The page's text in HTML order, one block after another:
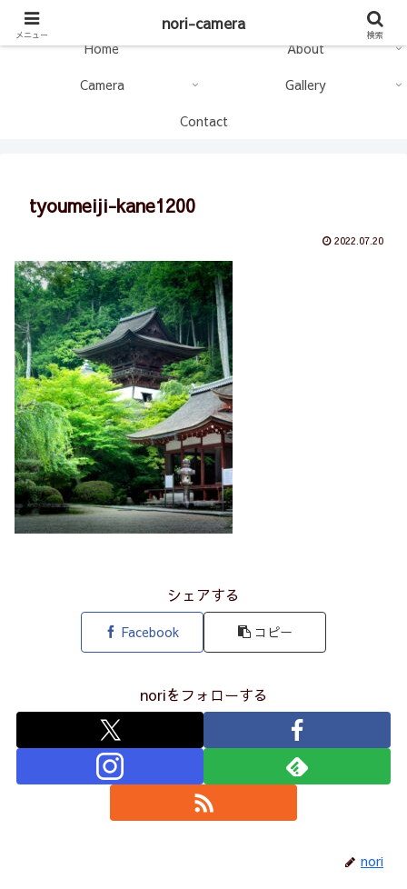
nori-camera
Home
About
Camera
Gallery
Contact
tyoumeiji-kane1200
2022.07.20
シェアする
Facebook コピー
noriをフォローする
nori
メニュー
nori-camera
検索